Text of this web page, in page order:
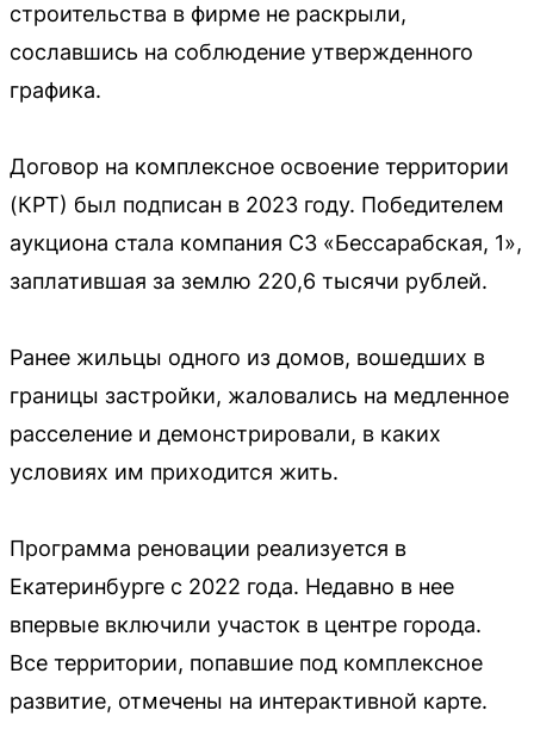
строительства в фирме не раскрыли,
сославшись на соблюдение утвержденного
графика.
Договор на комплексное освоение территории
(КРТ) был подписан в 2023 году. Победителем
аукциона стала компания СЗ «Бессарабская, 1»,
заплатившая за землю 220,6 тысячи рублей.
Ранее жильцы одного из домов, вошедших в
границы застройки, жаловались на медленное
расселение и демонстрировали, в каких
условиях им приходится жить.
Программа реновации реализуется в
Екатеринбурге с 2022 года. Недавно в нее
впервые включили участок в центре города.
Все территории, попавшие под комплексное
развитие, отмечены на интерактивной карте.